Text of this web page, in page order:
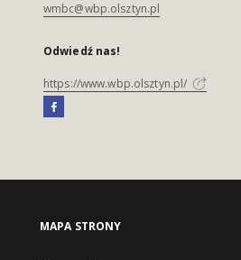
wmbc@wbp.olsztyn.pl
Odwiedź nas!
https://www.wbp.olsztyn.pl/
MAPA STRONY